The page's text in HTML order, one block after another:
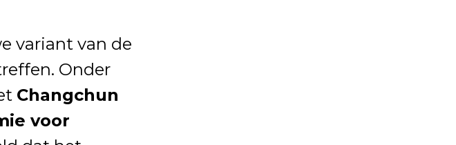
variant van de
Onder
Changchun
voor